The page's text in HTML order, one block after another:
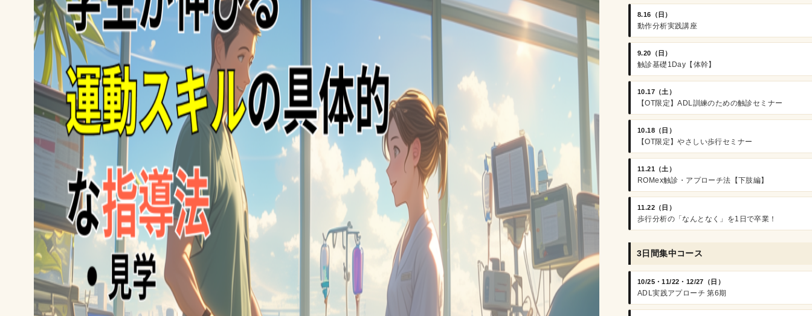
8.16（日）
動作分析実践講座
9.20（日）
触診基礎1Day【体幹】
10.17（土）
【OT限定】ADL訓練のための触診セミナー
10.18（日）
【OT限定】やさしい歩行セミナー
11.21（土）
ROMex触診・アプローチ法【下肢編】
11.22（日）
歩行分析の「なんとなく」を1日で卒業！
3日間集中コース
10/25・11/22・12/27（日）
ADL実践アプローチ 第6期